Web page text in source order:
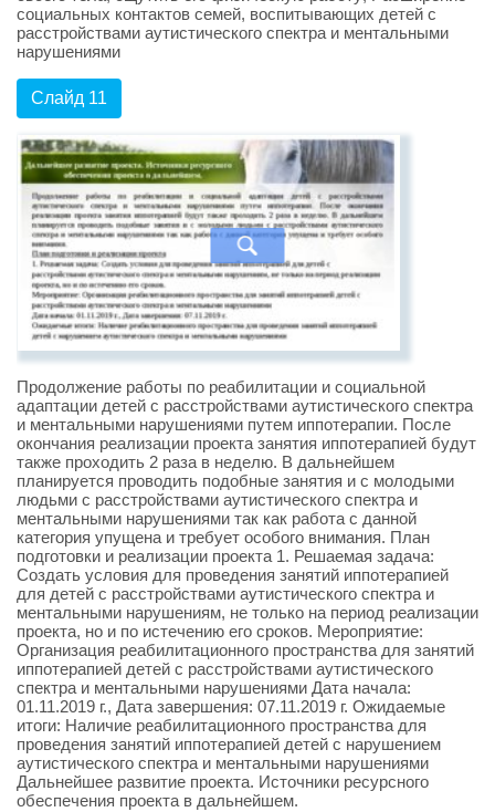
социальных контактов семей, воспитывающих детей с
расстройствами аутистического спектра и ментальными
нарушениями
Слайд 11
Продолжение работы по реабилитации и социальной
адаптации детей с расстройствами аутистического спектра
и ментальными нарушениями путем иппотерапии. После
окончания реализации проекта занятия иппотерапией будут
также проходить 2 раза в неделю. В дальнейшем
планируется проводить подобные занятия и с молодыми
людьми с расстройствами аутистического спектра и
ментальными нарушениями так как работа с данной
категория упущена и требует особого внимания. План
подготовки и реализации проекта 1. Решаемая задача:
Создать условия для проведения занятий иппотерапией
для детей с расстройствами аутистического спектра и
ментальными нарушениям, не только на период реализации
проекта, но и по истечению его сроков. Мероприятие:
Организация реабилитационного пространства для занятий
иппотерапией детей с расстройствами аутистического
спектра и ментальными нарушениями Дата начала:
01.11.2019 г., Дата завершения: 07.11.2019 г. Ожидаемые
итоги: Наличие реабилитационного пространства для
проведения занятий иппотерапией детей с нарушением
аутистического спектра и ментальными нарушениями
Дальнейшее развитие проекта. Источники ресурсного
обеспечения проекта в дальнейшем.